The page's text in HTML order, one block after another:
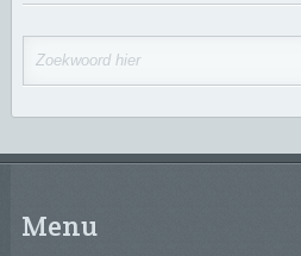
Menu